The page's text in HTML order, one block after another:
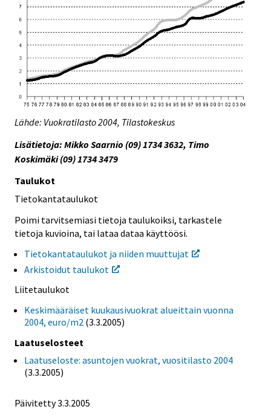
Lähde: Vuokratilasto 2004, Tilastokeskus
Lisätietoja: Mikko Saarnio (09) 1734 3632, Timo
Koskimäki (09) 1734 3479
Taulukot
Tietokantataulukot
Poimi tarvitsemiasi tietoja taulukoiksi, tarkastele
tietoja kuvioina, tai lataa dataa käyttöösi.
Tietokantataulukot ja niiden muuttujat
Arkistoidut taulukot
Liitetaulukot
Keskimääräiset kuukausivuokrat alueittain vuonna
2004, euro/m2 (3.3.2005)
Laatuselosteet
Laatuseloste: asuntojen vuokrat, vuositilasto 2004
(3.3.2005)
Päivitetty3.3.2005